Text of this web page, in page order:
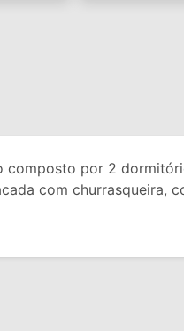
por 2
com churrasqueira,